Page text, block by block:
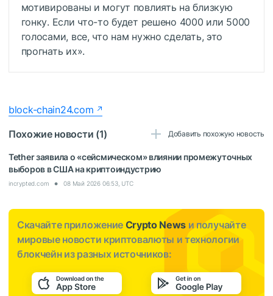
мотивированы и могут повлиять на близкую
гонку. Если что-то будет решено 4000 или 5000
голосами, все, что нам нужно сделать, это
прогнать их».
block-chain24.com
Похожие новости (1)
Добавить похожую новость
Tether заявила о «сейсмическом» влиянии промежуточных
выборов в США на криптоиндустрию
incrypted.com 08 Май 2026 06:53, UTC
Скачайте приложение Crypto News и получайте
мировые новости криптовалюты и технологии
блокчейн из разных источников: